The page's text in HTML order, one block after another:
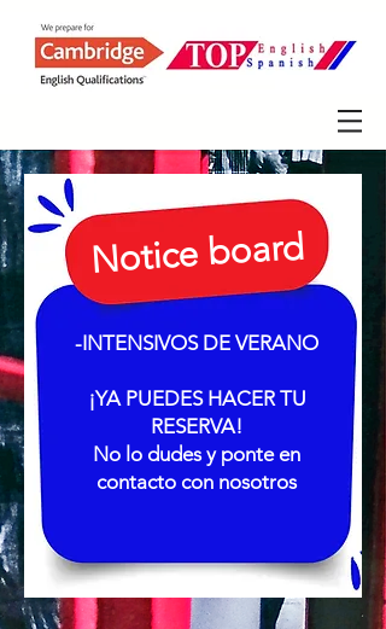
Notice board
-INTENSIVOS DE VERANO
¡YA PUEDES HACER TU
RESERVA!
No lo dudes y ponte en
contacto con nosotros